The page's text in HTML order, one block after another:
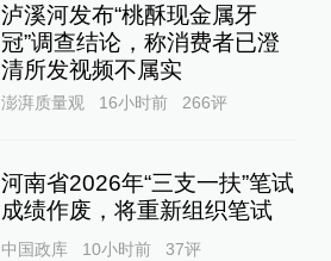
泸溪河发布“桃酥现金属牙
冠”调查结论，称消费者已澄
清所发视频不属实
澎湃质量观 16小时前 266评
河南省2026年“三支一扶”笔试
成绩作废，将重新组织笔试
中国政库 10小时前 37评